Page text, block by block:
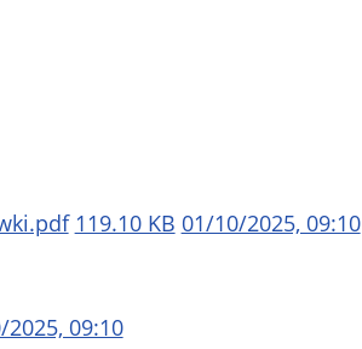
119.10 KB 01/10/2025, 09:10
2025, 09:10